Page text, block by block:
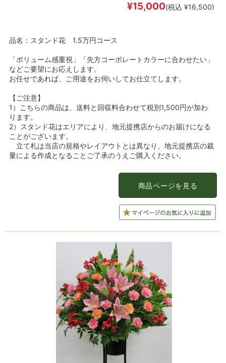
¥15,000(税込 ¥16,500)
品名：スタンド花 1.5万円コース
「ボリューム感重視」「先方コーポレートカラーに合わせたい」
などご要望にお応えします。
お任せであれば、ご用途をお伺いしてお仕立てします。
【ご注意】
1）こちらの商品は、送料と回収料合わせて税別1,500円が加わ
ります。
2）スタンド花はエリアにより、地元提携店からのお届けになる
ことがございます。
立て札は当店の規格やレイアウトとは異なり、地元提携店の裁
量による作成となることご了承のうえご購入ください。